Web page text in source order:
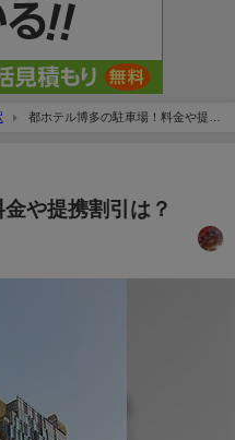
都ホテル博多の駐車場！料金や提携
や提携割引は？